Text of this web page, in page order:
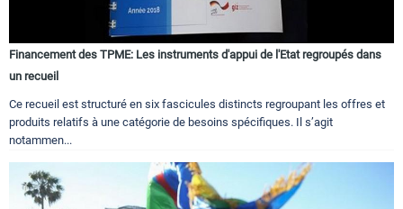
Financement des TPME: Les instruments d'appui de l'Etat regroupés dans
un recueil
Ce recueil est structuré en six fascicules distincts regroupant les offres et
produits relatifs à une catégorie de besoins spécifiques. Il s’agit
notammen...